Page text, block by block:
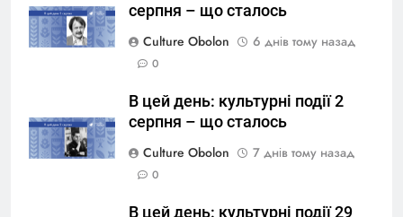
серпня – що сталось
Culture Obolon
6 днів тому назад
0
В цей день: культурні події 2
серпня – що сталось
Culture Obolon
7 днів тому назад
0
В цей день: культурні події 29